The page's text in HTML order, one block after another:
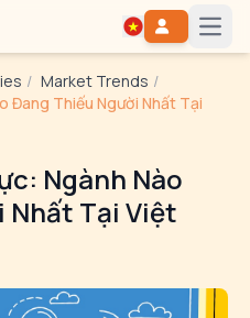
/ Market Trends /
Đang Thiếu Người Nhất Tại
Ngành Nào
Nhất Tại Việt